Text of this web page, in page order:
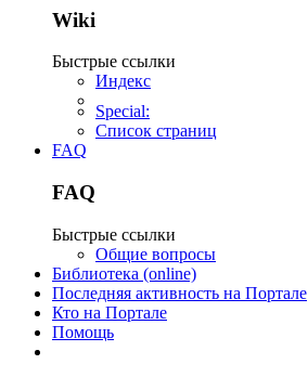
Wiki
Быстрые ссылки
Индекс
Special:
Список страниц
FAQ
FAQ
Быстрые ссылки
Общие вопросы
Библиотека (online)
Последняя активность на Портале
Кто на Портале
Помощь